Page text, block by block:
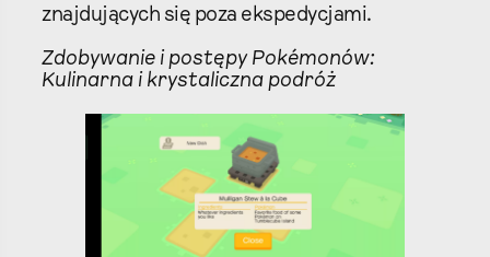
znajdujących się poza ekspedycjami.
Zdobywanie i postępy Pokémonów:
Kulinarna i krystaliczna podróż